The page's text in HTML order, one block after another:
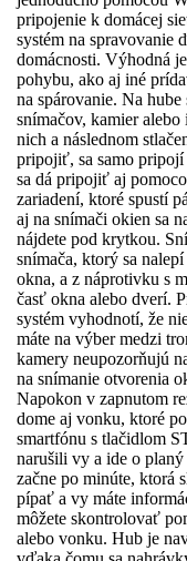
pripojenie k domácej
systém na spravovanie
domácnosti. Výhodná
pohybu, ako aj iné
na spárovanie. Na
snímačov, kamier
nich a následnom
pripojiť, sa samo pripojí
sa dá pripojiť aj
zariadení, ktoré spustí
aj na snímači okien sa
nájdete pod krytkou.
snímača, ktorý sa
okna, a z náprotivku s
časť okna alebo dverí.
systém vyhodnotí, že
máte na výber medzi
kamery neupozorňujú
na snímanie otvorenia
Napokon v zapnutom
dome aj vonku, ktoré
smartfónu s tlačidlom
narušili vy a ide o
začne po minúte, ktorá
pípať a vy máte
môžete skontrolovať
alebo vonku. Hub je